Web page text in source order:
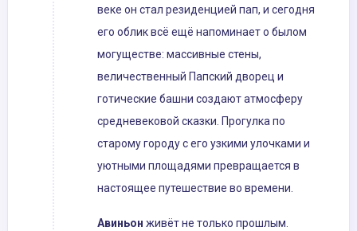
веке он стал резиденцией пап, и сегодня
его облик всё ещё напоминает о былом
могуществе: массивные стены,
величественный Папский дворец и
готические башни создают атмосферу
средневековой сказки. Прогулка по
старому городу с его узкими улочками и
уютными площадями превращается в
настоящее путешествие во времени.
Авиньон живёт не только прошлым.